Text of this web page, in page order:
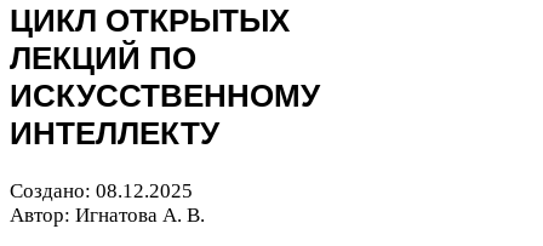
ЦИКЛ ОТКРЫТЫХ
ЛЕКЦИЙ ПО
ИСКУССТВЕННОМУ
ИНТЕЛЛЕКТУ
Создано: 08.12.2025
Автор: Игнатова А. В.